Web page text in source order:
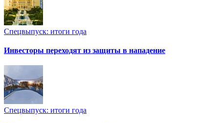
Спецвыпуск: итоги года
Инвесторы переходят из защиты в нападение
Спецвыпуск: итоги года